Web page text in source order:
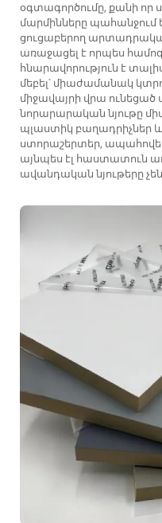
օգտագործումը, քանի որ
մարմինները պահանջում
ցուցաբերող
առաջացել է որպես
հնարավորություն է
մեբել՝ միաժամանակ
միջավայրի վրա ունեցած
նորարարական նյութը
պլաստիկ
ստորաշերտեր,
այնպես էլ հաստատուն
ավանդական նյութերը